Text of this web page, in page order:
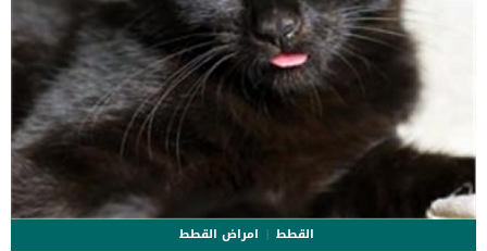
القطط
امراض القطط